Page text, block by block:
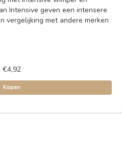
Intensive geven een intensere
vergelijking met andere merken
€4,92
Kopen